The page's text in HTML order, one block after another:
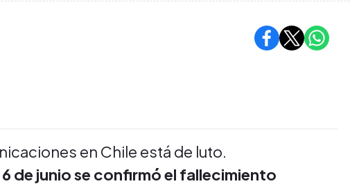
en Chile está de luto.
de junio se confirmó el fallecimiento